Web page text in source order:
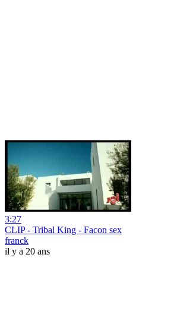
3:27
CLIP - Tribal King - Facon sex
franck
il y a 20 ans